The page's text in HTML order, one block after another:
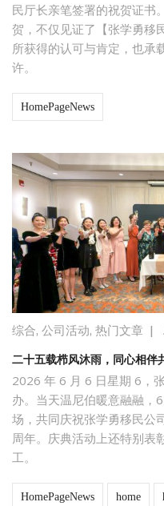
民厅长亲笔签署的祝贺证书
贺，不仅见证了【张学勇移
所获得的认可与肯定，也承
许。
HomePageNews
综合, 公司活动, 热门文章 |
二十五载栉风沐雨，同心相伴
2026 年 6 月 6 日星期 6，
办。当天温尼伯暖意融融，
场，共同庆祝张学勇移民公
周年。庆典活动上还特别表
工。
HomePageNews home